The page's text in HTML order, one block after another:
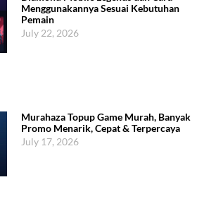
Menggunakannya Sesuai Kebutuhan
Pemain
July 22, 2026
Murahaza Topup Game Murah, Banyak
Promo Menarik, Cepat & Terpercaya
July 17, 2026